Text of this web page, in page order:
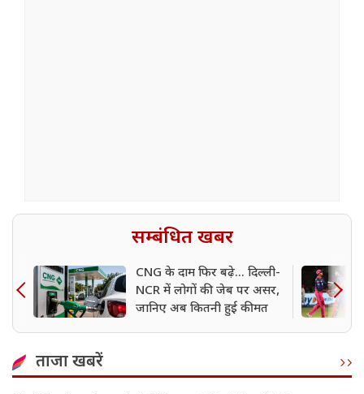
सम्बंधित खबर
CNG के दाम फिर बढ़े... दिल्ली-
NCR में लोगों की जेब पर असर,
जानिए अब कितनी हुई कीमत
ताजा खबरें